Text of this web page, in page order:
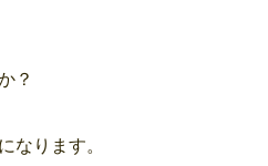
？
なります。